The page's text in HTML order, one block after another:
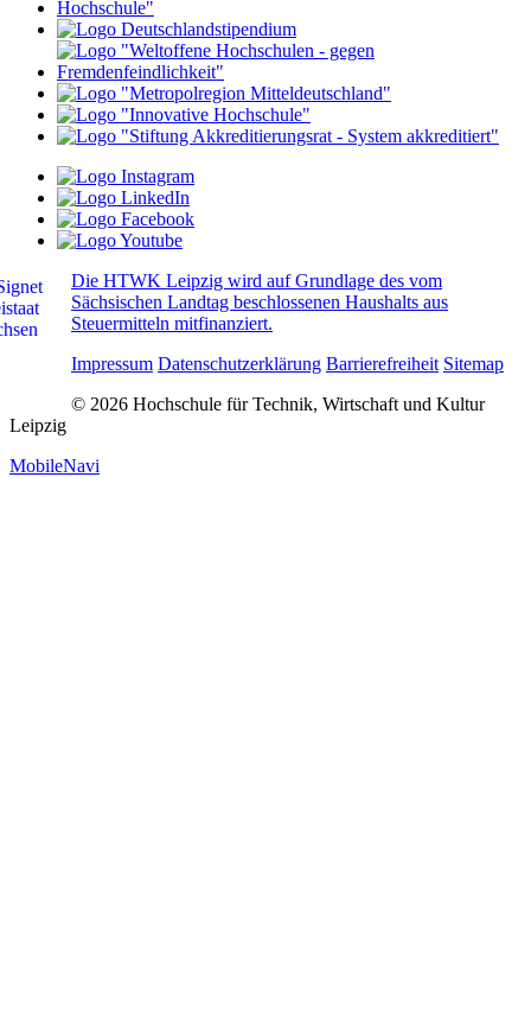
Die HTWK Leipzig wird auf Grundlage des vom
Sächsischen Landtag beschlossenen Haushalts aus
Steuermitteln mitfinanziert.
Impressum Datenschutzerklärung Barrierefreiheit Sitemap
© 2026 Hochschule für Technik, Wirtschaft und Kultur
Leipzig
MobileNavi